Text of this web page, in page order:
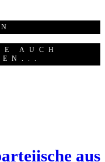
AUCH
aus